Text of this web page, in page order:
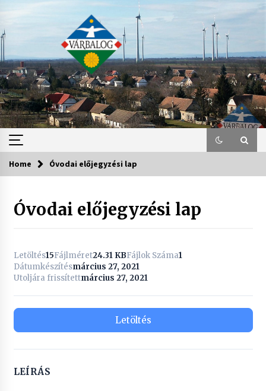
content
Home Óvodai előjegyzési lap
Óvodai előjegyzési lap
Letöltés15Fájlméret24.31 KBFájlok Száma1
Dátumkészítésmárcius 27, 2021
Utoljára frissítettmárcius 27, 2021
Letöltés
LEÍRÁS